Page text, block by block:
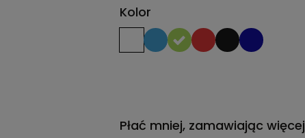
Kolor
Płać mniej, zamawiając więcej